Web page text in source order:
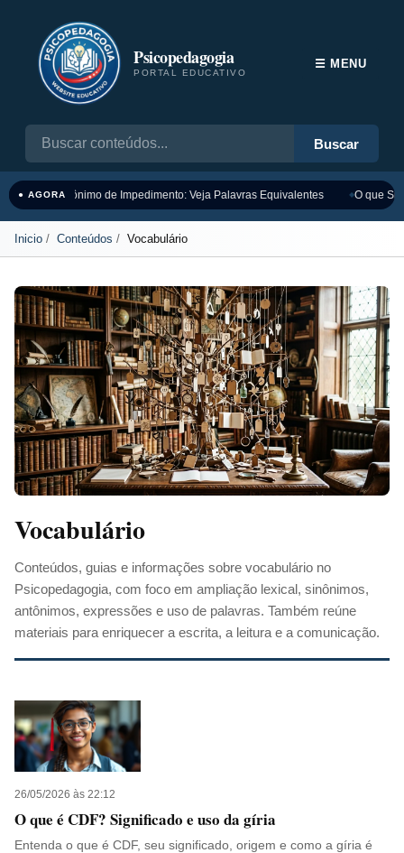
Psicopedagogia
PORTAL EDUCATIVO
Buscar
☰ MENU
● AGORASinônimo de Impedimento: Veja Palavras Equivalentes O que
Inicio Conteúdos Vocabulário
Vocabulário
Conteúdos, guias e informações sobre vocabulário no
Psicopedagogia, com foco em ampliação lexical, sinônimos,
antônimos, expressões e uso de palavras. Também reúne
materiais para enriquecer a escrita, a leitura e a comunicação.
26/05/2026 às 22:12
O que é CDF? Significado e uso da gíria
Entenda o que é CDF, seu significado, origem e como a gíria é